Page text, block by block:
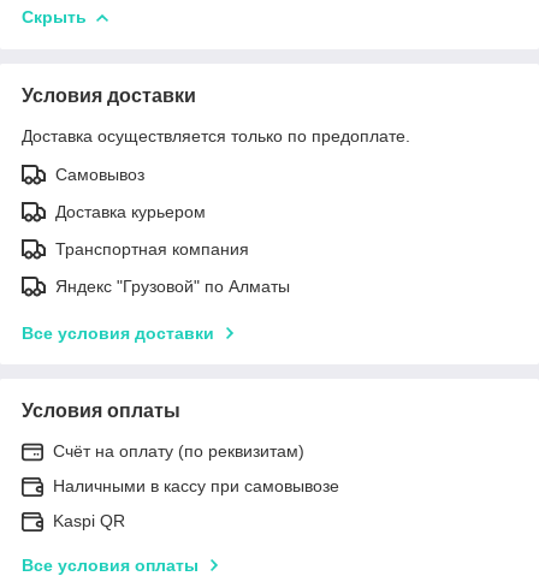
Скрыть
Условия доставки
Доставка осуществляется только по предоплате.
Самовывоз
Доставка курьером
Транспортная компания
Яндекс "Грузовой" по Алматы
Все условия доставки
Условия оплаты
Счёт на оплату (по реквизитам)
Наличными в кассу при самовывозе
Kaspi QR
Все условия оплаты